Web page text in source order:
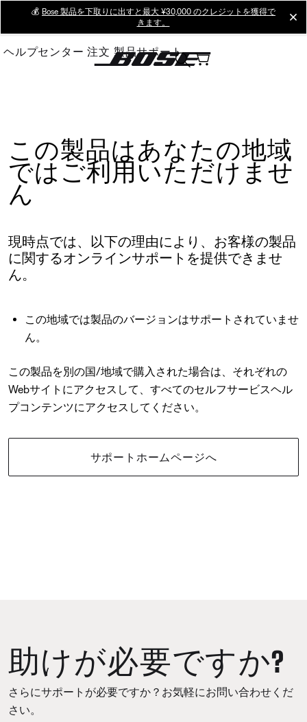
Main
💰 Bose 製品を下取りに出すと最大 ¥30,000 のクレジットを獲得で
きます。
ヘルプセンター 注文 製品サポート
この製品はあなたの地域
ではご利用いただけませ
ん
現時点では、以下の理由により、お客様の製品
に関するオンラインサポートを提供できませ
ん。
この地域では製品のバージョンはサポートされていませ
ん。
この製品を別の国/地域で購入された場合は、それぞれの
Webサイトにアクセスして、すべてのセルフサービスヘル
プコンテンツにアクセスしてください。
サポートホームページへ
助けが必要ですか?
さらにサポートが必要ですか？お気軽にお問い合わせくだ
さい。